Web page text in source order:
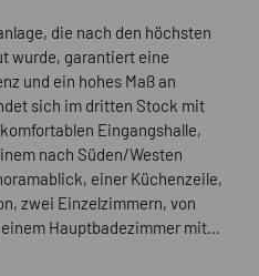
die nach den höchsten
wurde, garantiert eine
und ein hohes Maß an
sich im dritten Stock mit
Eingangshalle,
nach Süden/Westen
einer Küchenzeile,
zwei Einzelzimmern, von
Hauptbadezimmer mit
Objekt bietet den ganzen